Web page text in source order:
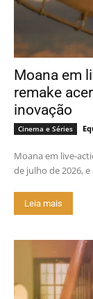
Moana em
remake
inovação
Cinema e Séries
Moana em live-
de julho de 2026,
Leia mais